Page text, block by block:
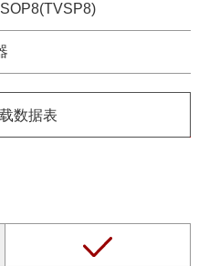
数据表